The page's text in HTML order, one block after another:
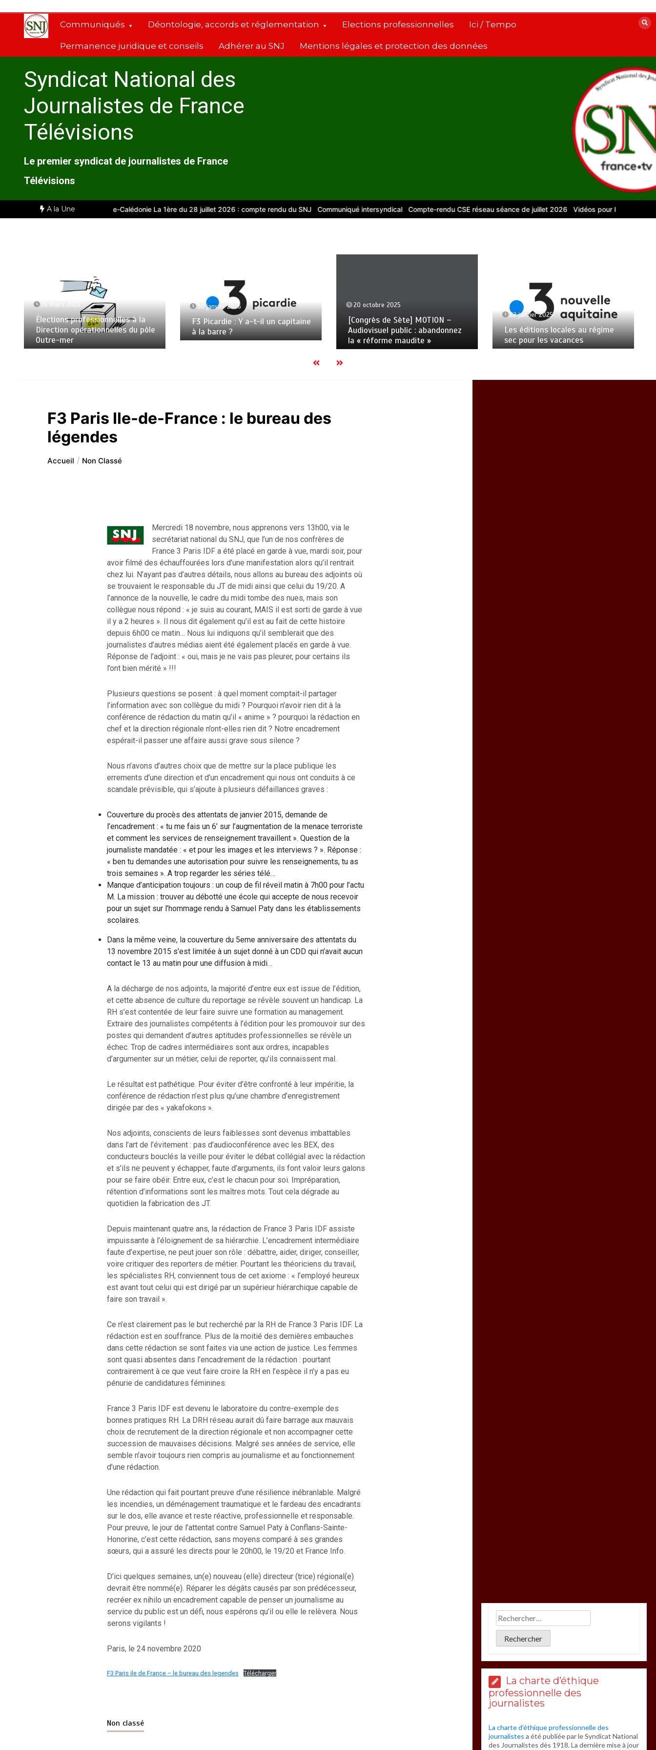
contenu
Communiqués Déontologie, accords et réglementation Elections professionnelles Ici / Tempo
Permanence juridique et conseils Adhérer au SNJ Mentions légales et protection des données
Syndicat National des
Journalistes de France
Télévisions
Le premier syndicat de journalistes de France
Télévisions
A la Une
d’entreprise de Nouvelle-Calédonie La 1ère du 28 juillet 2026 : compte rendu du SNJ Communiqué intersyndical Compte-rendu CSE réseau séance de juillet 2026 Vidéos pour le numérique –
26 mars 2026
Élections professionnelles à la
Direction opérationnelles du pôle
Outre-mer
30 janvier 2026
F3 Picardie : Y a-t-il un capitaine
à la barre ?
20 octobre 2025
[Congrès de Sète] MOTION –
Audiovisuel public : abandonnez
la « réforme maudite »
22 janvier 2025
Les éditions locales au régime
sec pour les vacances
F3 Paris Ile-de-France : le bureau des
légendes
Accueil Non Classé
Mercredi 18 novembre, nous apprenons vers 13h00, via le
secrétariat national du SNJ, que l’un de nos confrères de
France 3 Paris IDF a été placé en garde à vue, mardi soir, pour
avoir filmé des échauffourées lors d’une manifestation alors qu’il rentrait
chez lui. N’ayant pas d’autres détails, nous allons au bureau des adjoints où
se trouvaient le responsable du JT de midi ainsi que celui du 19/20. A
l’annonce de la nouvelle, le cadre du midi tombe des nues, mais son
collègue nous répond : « je suis au courant, MAIS il est sorti de garde à vue
il y a 2 heures ». Il nous dit également qu’il est au fait de cette histoire
depuis 6h00 ce matin… Nous lui indiquons qu’il semblerait que des
journalistes d’autres médias aient été également placés en garde à vue.
Réponse de l’adjoint : « oui, mais je ne vais pas pleurer, pour certains ils
l’ont bien mérité » !!!
Plusieurs questions se posent : à quel moment comptait-il partager
l’information avec son collègue du midi ? Pourquoi n’avoir rien dit à la
conférence de rédaction du matin qu’il « anime » ? pourquoi la rédaction en
chef et la direction régionale n’ont-elles rien dit ? Notre encadrement
espérait-il passer une affaire aussi grave sous silence ?
Nous n’avons d’autres choix que de mettre sur la place publique les
errements d’une direction et d’un encadrement qui nous ont conduits à ce
scandale prévisible, qui s’ajoute à plusieurs défaillances graves :
Couverture du procès des attentats de janvier 2015, demande de
l’encadrement : « tu me fais un 6’ sur l’augmentation de la menace terroriste
et comment les services de renseignement travaillent ». Question de la
journaliste mandatée : « et pour les images et les interviews ? ». Réponse :
« ben tu demandes une autorisation pour suivre les renseignements, tu as
trois semaines ». A trop regarder les séries télé…
Manque d’anticipation toujours : un coup de fil réveil matin à 7h00 pour l’actu
M. La mission : trouver au débotté une école qui accepte de nous recevoir
pour un sujet sur l’hommage rendu à Samuel Paty dans les établissements
scolaires.
Dans la même veine, la couverture du 5eme anniversaire des attentats du
13 novembre 2015 s’est limitée à un sujet donné à un CDD qui n’avait aucun
contact le 13 au matin pour une diffusion à midi…
A la décharge de nos adjoints, la majorité d’entre eux est issue de l’édition,
et cette absence de culture du reportage se révèle souvent un handicap. La
RH s’est contentée de leur faire suivre une formation au management.
Extraire des journalistes compétents à l’édition pour les promouvoir sur des
postes qui demandent d’autres aptitudes professionnelles se révèle un
échec. Trop de cadres intermédiaires sont aux ordres, incapables
d’argumenter sur un métier, celui de reporter, qu’ils connaissent mal.
Le résultat est pathétique. Pour éviter d’être confronté à leur impéritie, la
conférence de rédaction n’est plus qu’une chambre d’enregistrement
dirigée par des « yakafokons ».
Nos adjoints, conscients de leurs faiblesses sont devenus imbattables
dans l’art de l’évitement : pas d’audioconférence avec les BEX, des
conducteurs bouclés la veille pour éviter le débat collégial avec la rédaction
et s’ils ne peuvent y échapper, faute d’arguments, ils font valoir leurs galons
pour se faire obéir. Entre eux, c’est le chacun pour soi. Impréparation,
rétention d’informations sont les maîtres mots. Tout cela dégrade au
quotidien la fabrication des JT.
Depuis maintenant quatre ans, la rédaction de France 3 Paris IDF assiste
impuissante à l’éloignement de sa hiérarchie. L’encadrement intermédiaire
faute d’expertise, ne peut jouer son rôle : débattre, aider, diriger, conseiller,
voire critiquer des reporters de métier. Pourtant les théoriciens du travail,
les spécialistes RH, conviennent tous de cet axiome : « l’employé heureux
est avant tout celui qui est dirigé par un supérieur hiérarchique capable de
faire son travail ».
Ce n’est clairement pas le but recherché par la RH de France 3 Paris IDF. La
rédaction est en souffrance. Plus de la moitié des dernières embauches
dans cette rédaction se sont faites via une action de justice. Les femmes
sont quasi absentes dans l’encadrement de la rédaction : pourtant
contrairement à ce que veut faire croire la RH en l’espèce il n’y a pas eu
pénurie de candidatures féminines.
France 3 Paris IDF est devenu le laboratoire du contre-exemple des
bonnes pratiques RH. La DRH réseau aurait dû faire barrage aux mauvais
choix de recrutement de la direction régionale et non accompagner cette
succession de mauvaises décisions. Malgré ses années de service, elle
semble n’avoir toujours rien compris au journalisme et au fonctionnement
d’une rédaction.
Une rédaction qui fait pourtant preuve d’une résilience inébranlable. Malgré
les incendies, un déménagement traumatique et le fardeau des encadrants
sur le dos, elle avance et reste réactive, professionnelle et responsable.
Pour preuve, le jour de l’attentat contre Samuel Paty à Conflans-Sainte-
Honorine, c’est cette rédaction, sans moyens comparé à ses grandes
sœurs, qui a assuré les directs pour le 20h00, le 19/20 et France Info.
D’ici quelques semaines, un(e) nouveau (elle) directeur (trice) régional(e)
devrait être nommé(e). Réparer les dégâts causés par son prédécesseur,
recréer ex nihilo un encadrement capable de penser un journalisme au
service du public est un défi, nous espérons qu’il ou elle le relèvera. Nous
serons vigilants !
Paris, le 24 novembre 2020
F3 Paris ile de France – le bureau des legendes Télécharger
Non classé
La charte d’éthique
professionnelle des
journalistes
La charte d’éthique professionnelle des
journalistes a été publiée par le Syndicat National
des Journalistes dès 1918. La dernière mise à jour